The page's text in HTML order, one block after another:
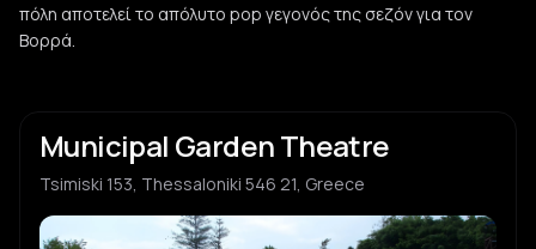
πόλη αποτελεί το απόλυτο pop γεγονός της σεζόν για τον
Βορρά.
Municipal Garden Theatre
Tsimiski 153, Thessaloniki 546 21, Greece